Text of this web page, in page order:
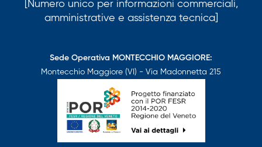
[Numero unico per informazioni commerciali,
amministrative e assistenza tecnica]
Sede Operativa MONTECCHIO MAGGIORE:
Montecchio Maggiore (VI) - Via Madonnetta 215